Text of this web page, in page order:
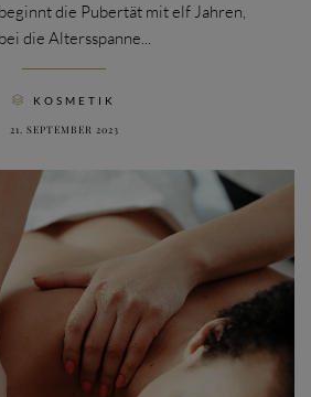
die Pubertät mit elf Jahren,
die Altersspanne...
 KOSMETIK
21. SEPTEMBER 2023